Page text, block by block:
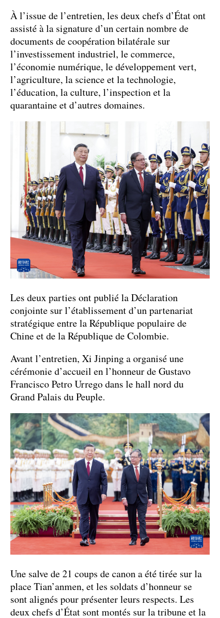
À l’issue de l’entretien, les deux chefs d’État ont
assisté à la signature d’un certain nombre de
documents de coopération bilatérale sur
l’investissement industriel, le commerce,
l’économie numérique, le développement vert,
l’agriculture, la science et la technologie,
l’éducation, la culture, l’inspection et la
quarantaine et d’autres domaines.
Les deux parties ont publié la Déclaration
conjointe sur l’établissement d’un partenariat
stratégique entre la République populaire de
Chine et de la République de Colombie.
Avant l’entretien, Xi Jinping a organisé une
cérémonie d’accueil en l’honneur de Gustavo
Francisco Petro Urrego dans le hall nord du
Grand Palais du Peuple.
Une salve de 21 coups de canon a été tirée sur la
place Tian’anmen, et les soldats d’honneur se
sont alignés pour présenter leurs respects. Les
deux chefs d’État sont montés sur la tribune et la